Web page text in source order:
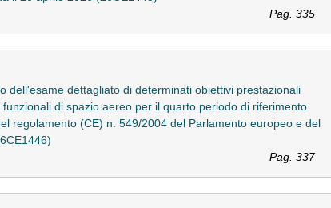
Pag. 335
dell'esame dettagliato di determinati obiettivi prestazionali
di spazio aereo per il quarto periodo di riferimento
regolamento (CE) n. 549/2004 del Parlamento europeo e del
Pag. 337